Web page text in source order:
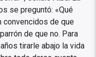
se preguntó: «Qué
convencidos de que
de que no. Para
tirarle abajo la vida